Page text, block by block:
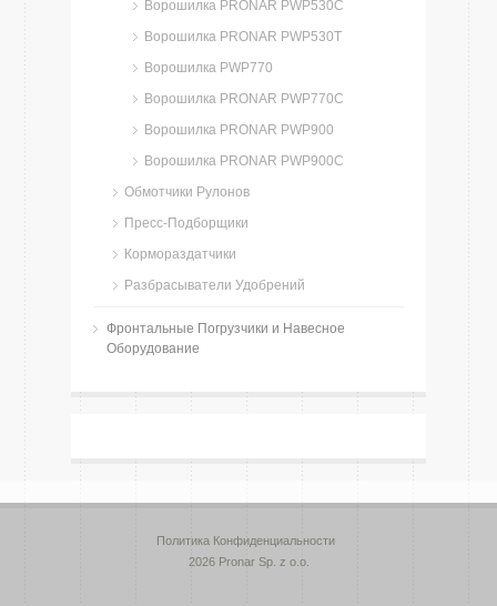
Ворошилка PRONAR PWP530C
Ворошилка PRONAR PWP530T
Ворошилка PWP770
Ворошилка PRONAR PWP770C
Ворошилка PRONAR PWP900
Ворошилка PRONAR PWP900C
Обмотчики Рулонов
Пресс-Подборщики
Кормораздатчики
Разбрасыватели Удобрений
Фронтальные Погрузчики и Навесное
Оборудование
Политика Конфиденциальности
2026 Pronar Sp. z o.o.